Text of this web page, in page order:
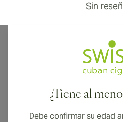
Sin
¿Tiene al
Debe confirmar su edad